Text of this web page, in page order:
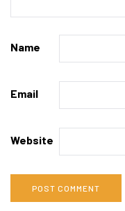
Name
Email
Website